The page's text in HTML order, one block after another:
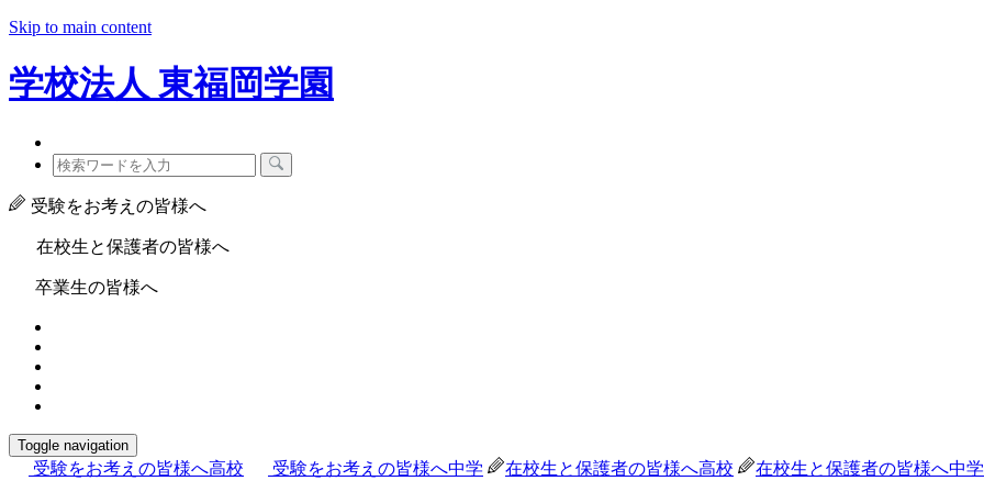
Skip to main content
学校法人 東福岡学園
受験をお考えの皆様へ
在校生と保護者の皆様へ
卒業生の皆様へ
Toggle navigation
受験をお考えの皆様へ高校 受験をお考えの皆様へ中学 在校生と保護者の皆様へ高校 在校生と保護者の皆様へ中学